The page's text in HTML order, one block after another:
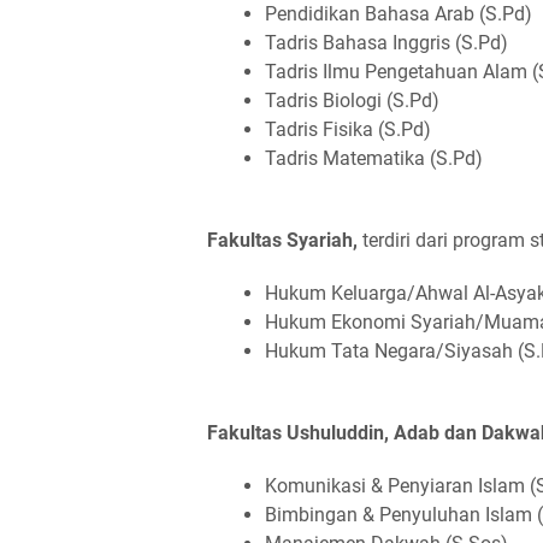
Pendidikan Bahasa Arab (S.Pd)
Tadris Bahasa Inggris (S.Pd)
Tadris Ilmu Pengetahuan Alam
Tadris Biologi (S.Pd)
Tadris Fisika (S.Pd)
Tadris Matematika (S.Pd)
Fakultas Syariah, terdiri dari program
Hukum Keluarga/Ahwal Al-
Hukum Ekonomi Syariah/
Hukum Tata Negara/Siyasah
Fakultas Ushuluddin, Adab dan
Komunikasi & Penyiaran Islam
Bimbingan & Penyuluhan Islam